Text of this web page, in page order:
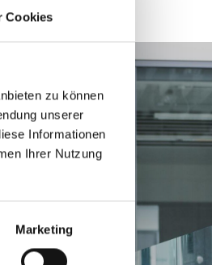
Cookies
zu können
unserer
Informationen
Ihrer Nutzung
Marketing